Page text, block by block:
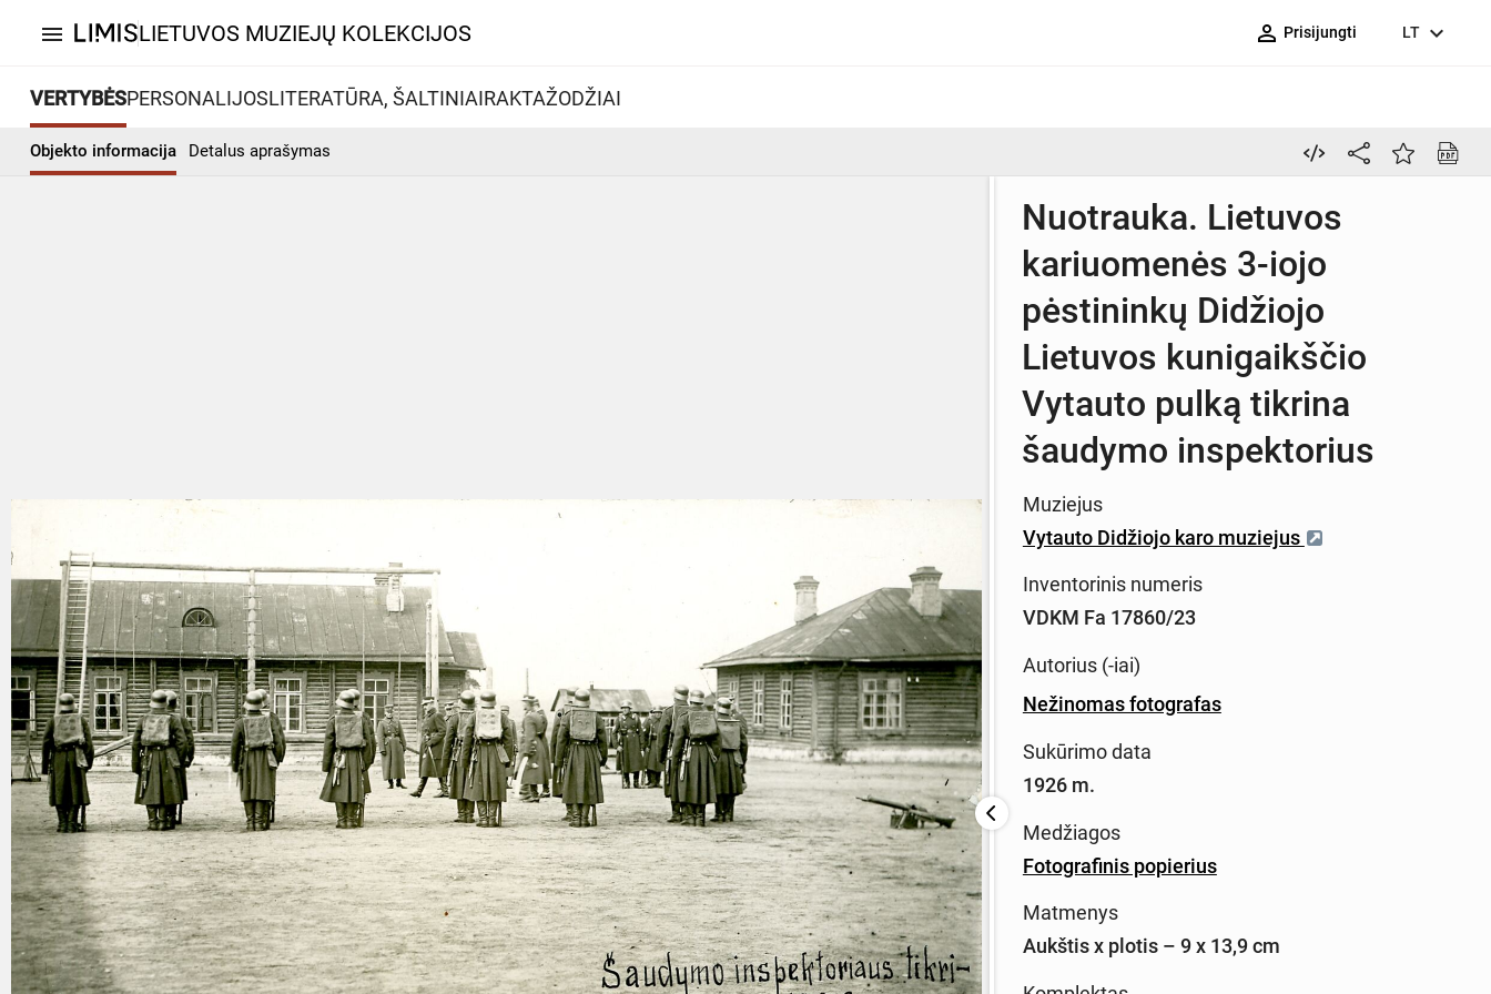
menu LIETUVOS MUZIEJŲ KOLEKCIJOS person_outline Prisijungti LT expand_more
VERTYBĖSPERSONALIJOSLITERATŪRA, ŠALTINIAIRAKTAŽODŽIAI
Objekto informacija Detalus aprašymas
Nuotrauka. Lietuvos
kariuomenės 3-iojo
pėstininkų Didžiojo
Lietuvos kunigaikščio
Vytauto pulką tikrina
šaudymo inspektorius
Muziejus
Vytauto Didžiojo karo muziejus
Inventorinis numeris
VDKM Fa 17860/23
Autorius (-iai)
Nežinomas fotografas
Sukūrimo data
1926 m.
Medžiagos
Fotografinis popierius
Matmenys
Aukštis x plotis – 9 x 13,9 cm